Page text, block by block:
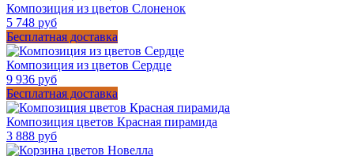
Композиция из цветов Слоненок
5 748 руб
Бесплатная доставка
Композиция из цветов Сердце
9 936 руб
Бесплатная доставка
Композиция цветов Красная пирамида
3 888 руб